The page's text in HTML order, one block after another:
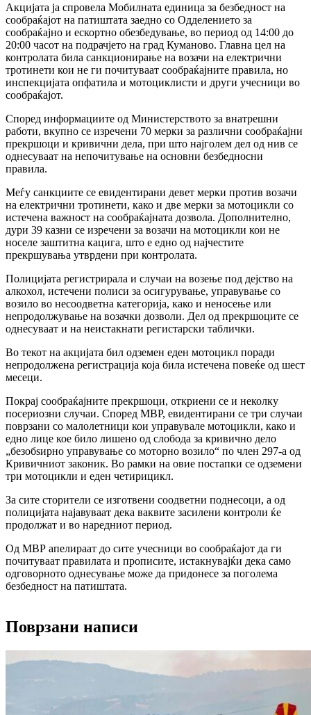
Акцијата ја спровела Мобилната единица за безбедност на
сообраќајот на патиштата заедно со Одделението за
сообраќајно и ескортно обезбедување, во период од 14:00 до
20:00 часот на подрачјето на град Куманово. Главна цел на
контролата била санкционирање на возачи на електрични
тротинети кои не ги почитуваат сообраќајните правила, но
инспекцијата опфатила и мотоциклисти и други учесници во
сообраќајот.
Според информациите од Министерството за внатрешни
работи, вкупно се изречени 70 мерки за различни сообраќајни
прекршоци и кривични дела, при што најголем дел од нив се
однесуваат на непочитување на основни безбедносни
правила.
Меѓу санкциите се евидентирани девет мерки против возачи
на електрични тротинети, како и две мерки за мотоцикли со
истечена важност на сообраќајната дозвола. Дополнително,
дури 39 казни се изречени за возачи на мотоцикли кои не
носеле заштитна кацига, што е едно од најчестите
прекршувања утврдени при контролата.
Полицијата регистрирала и случаи на возење под дејство на
алкохол, истечени полиси за осигурување, управување со
возило во несоодветна категорија, како и неносење или
непродолжување на возачки дозволи. Дел од прекршоците се
однесуваат и на неистакнати регистарски таблички.
Во текот на акцијата бил одземен еден мотоцикл поради
непродолжена регистрација која била истечена повеќе од шест
месеци.
Покрај сообраќајните прекршоци, откриени се и неколку
посериозни случаи. Според МВР, евидентирани се три случаи
поврзани со малолетници кои управувале мотоцикли, како и
едно лице кое било лишено од слобода за кривично дело
„безобѕирно управување со моторно возило“ по член 297-а од
Кривичниот законик. Во рамки на овие постапки се одземени
три мотоцикли и еден четирицикл.
За сите сторители се изготвени соодветни поднесоци, а од
полицијата најавуваат дека ваквите засилени контроли ќе
продолжат и во наредниот период.
Од МВР апелираат до сите учесници во сообраќајот да ги
почитуваат правилата и прописите, истакнувајќи дека само
одговорното однесување може да придонесе за поголема
безбедност на патиштата.
Поврзани написи